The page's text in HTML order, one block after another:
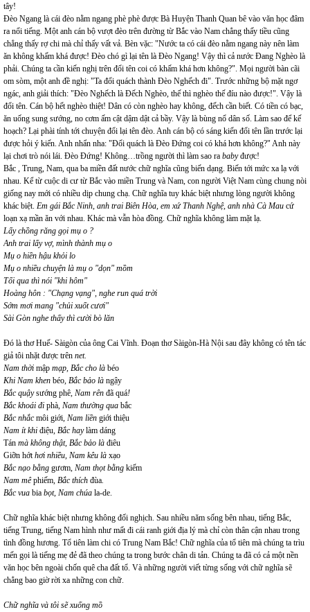
tây!
Đèo Ngang là cái đèo nằm ngang phè phè được Bà Huyện Thanh Quan bê vào văn học đâm
ra nổi tiếng. Một anh cán bộ vượt đèo trên đường từ Bắc vào Nam chẳng thấy tiều cũng
chẳng thấy rợ chi mà chỉ thấy vất vả. Bèn vặc: "Nước ta có cái đèo nằm ngang này nên làm
ăn không khấm khá được! Đèo chó gì lại tên là Đèo Ngang! Vậy thì cả nước Đang Nghèo là
phải. Chúng ta cần kiến nghị trên đổi tên coi có khấm khá hơn không?". Mọi người bàn cãi
om sòm, một anh đề nghị: "Ta đổi quách thành Đèo Nghếch đi". Trước những bộ mặt ngơ
ngác, anh giải thích: "Đèo Nghếch là Đếch Nghèo, thế thì nghèo thế đíu nào được!". Vậy là
đổi tên. Cán bộ hết nghèo thiệt! Dân có còn nghèo hay không, đếch cần biết. Có tiền có bạc,
ăn uống sung sướng, no cơm ấm cật dậm dật cả bầy. Vậy là bùng nổ dân số. Làm sao để kế
hoạch? Lại phài tính tới chuyện đổi lại tên đèo. Anh cán bộ có sáng kiến đổi tên lần trước lại
được hỏi ý kiến. Anh nhẩn nha: "Đổi quách là Đèo Đứng coi có khá hơn không?" Anh này
lại chơi trò nói lái. Đèo Đứng! Không…trồng người thì làm sao ra babyđược!
Bắc , Trung, Nam, qua ba miền đất nước chữ nghĩa cũng biến dạng. Biến tới mức xa lạ với
nhau. Kể từ cuộc di cư từ Bắc vào miền Trung và Nam, con người Việt Nam cùng chung nòi
giống nay mới có nhiều dịp chung chạ. Chữ nghĩa tuy khác biệt nhưng lòng người không
khác biệt. Em gái Bắc Ninh, anh trai Biên Hòa, em xứ Thanh Nghệ, anh nhà Cà Mau cứ
loạn xạ mần ăn với nhau. Khác mà vẫn hòa đồng. Chữ nghĩa không làm mặt lạ.
Lấy chồng răng gọi mụ o ?
Anh trai lấy vợ, mình thành mụ o
Mụ o hiền hậu khỏi lo
Mụ o nhiều chuyện là mụ o "dọn" mồm
Tối qua thì nói "khi hôm"
Hoàng hôn : "Chạng vạng", nghe run quá trời
Sớm mơi mang "chủi xuốt cươi"
Sài Gòn nghe thấy thì cười bò lăn
Đó là thơ Huế- Sàigòn của ông Cai Vĩnh. Đoạn thơ Sàigòn-Hà Nội sau đây không có tên tác
giả tôi nhặt được trên net.
Nam thời mập mạp, Bắc cho là béo
Khi Nam khen béo, Bắc bảo là ngậy
Bắc quậysướng phê, Nam rên đã quá!
Bắc khoái đi phà, Nam thường qua bắc
Bắc nhắcmôi giới, Nam liền giới thiệu
Nam ít khi điệu, Bắc haylàm dáng
Tán mà không thật, Bắc bảo là điêu
Giỡn hớthơi nhiều, Nam kêu là xạo
Bắc nạo bằng gươm, Nam thọt bằng kiếm
Nam mêphiếm, Bắc thích đùa.
Bắc vua bia bọt, Nam chúa la-de.
Chữ nghĩa khác biệt nhưng không đối nghịch. Sau nhiều năm sống bên nhau, tiếng Bắc,
tiếng Trung, tiếng Nam hình như mất đi cái ranh giới địa lý mà chỉ còn thân cận nhau trong
tình đồng hương. Tổ tiên làm chi có Trung Nam Bắc! Chữ nghĩa của tổ tiên mà chúng ta trìu
mến gọi là tiếng mẹ đẻ đã theo chúng ta trong bước chân di tản. Chúng ta đã có cả một nền
văn học bên ngoài chốn quê cha đất tổ. Và những người viết từng sống với chữ nghĩa sẽ
chẳng bao giờ rời xa những con chữ.
Chữ nghĩa và tôi sẽ xuống mồ